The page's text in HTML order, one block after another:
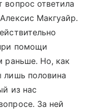
ответила
Макгуайр.
помощи
раньше. Но, как
лишь половина
из нас
За ней